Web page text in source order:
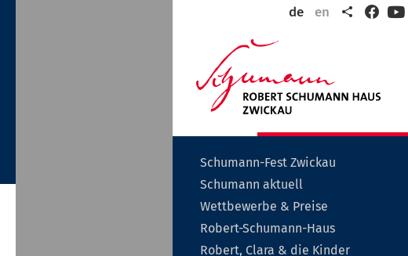
de en Teilen
Schumann-Fest Zwickau
Schumann aktuell
oder
zuklappen
Wettbewerbe & Preise
oder
zuklappen
Robert-Schumann-Haus
oder
Robert, Clara & die Kinder